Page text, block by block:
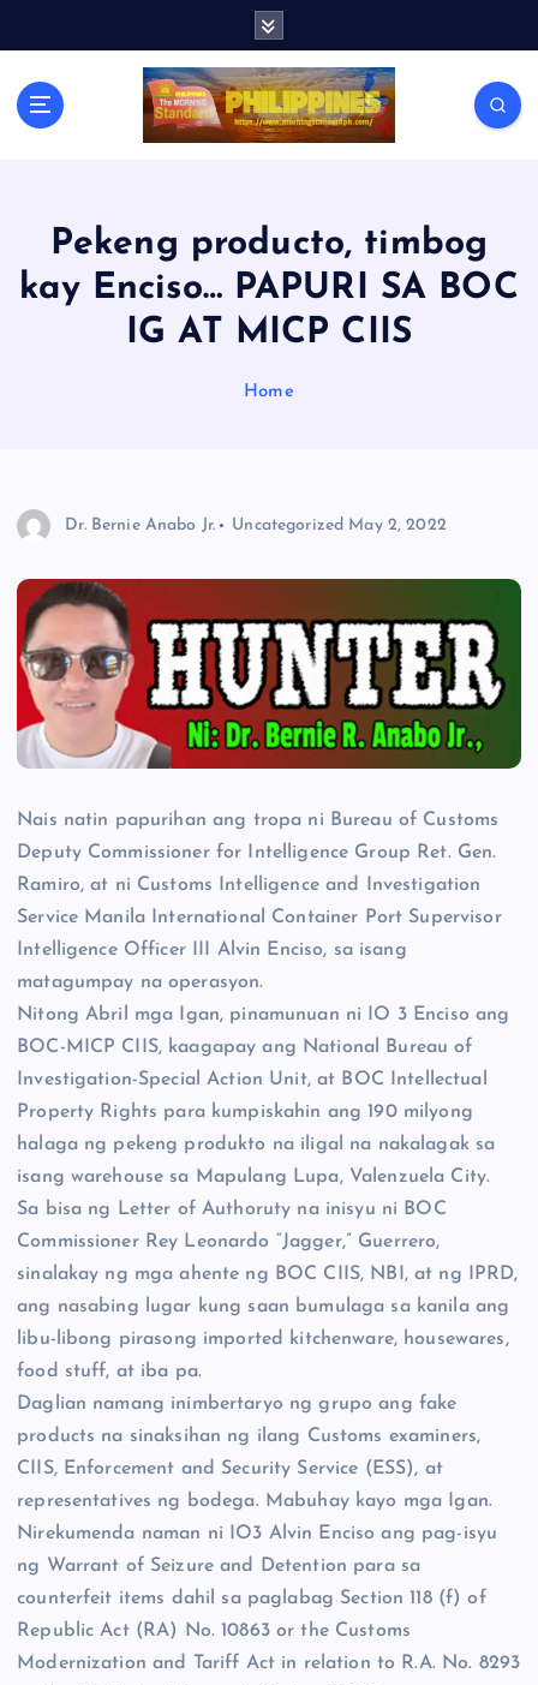
Pekeng producto, timbog
kay Enciso… PAPURI SA BOC
IG AT MICP CIIS
Home
Dr. Bernie Anabo Jr. Uncategorized May 2, 2022
Nais natin papurihan ang tropa ni Bureau of Customs
Deputy Commissioner for Intelligence Group Ret. Gen.
Ramiro, at ni Customs Intelligence and Investigation
Service Manila International Container Port Supervisor
Intelligence Officer III Alvin Enciso, sa isang
matagumpay na operasyon.
Nitong Abril mga Igan, pinamunuan ni IO 3 Enciso ang
BOC-MICP CIIS, kaagapay ang National Bureau of
Investigation-Special Action Unit, at BOC Intellectual
Property Rights para kumpiskahin ang 190 milyong
halaga ng pekeng produkto na iligal na nakalagak sa
isang warehouse sa Mapulang Lupa, Valenzuela City.
Sa bisa ng Letter of Authoruty na inisyu ni BOC
Commissioner Rey Leonardo “Jagger,” Guerrero,
sinalakay ng mga ahente ng BOC CIIS, NBI, at ng IPRD,
ang nasabing lugar kung saan bumulaga sa kanila ang
libu-libong pirasong imported kitchenware, housewares,
food stuff, at iba pa.
Daglian namang inimbertaryo ng grupo ang fake
products na sinaksihan ng ilang Customs examiners,
CIIS, Enforcement and Security Service (ESS), at
representatives ng bodega. Mabuhay kayo mga Igan.
Nirekumenda naman ni IO3 Alvin Enciso ang pag-isyu
ng Warrant of Seizure and Detention para sa
counterfeit items dahil sa paglabag Section 118 (f) of
Republic Act (RA) No. 10863 or the Customs
Modernization and Tariff Act in relation to R.A. No. 8293